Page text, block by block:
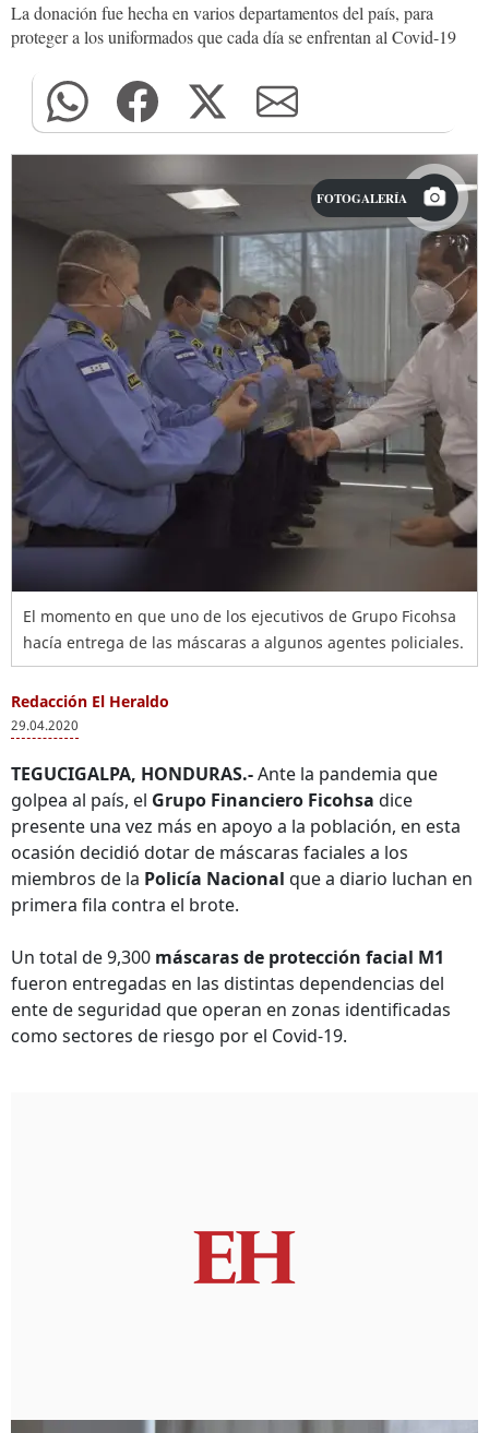
La donación fue hecha en varios departamentos del país, para
proteger a los uniformados que cada día se enfrentan al Covid-19
FOTOGALERÍA
El momento en que uno de los ejecutivos de Grupo Ficohsa
hacía entrega de las máscaras a algunos agentes policiales.
Redacción El Heraldo
29.04.2020
TEGUCIGALPA, HONDURAS.-Ante la pandemia que
golpea al país, el Grupo Financiero Ficohsa dice
presente una vez más en apoyo a la población, en esta
ocasión decidió dotar de máscaras faciales a los
miembros de la Policía Nacional que a diario luchan en
primera fila contra el brote.
Un total de 9,300 máscaras de protección facial M1
fueron entregadas en las distintas dependencias del
ente de seguridad que operan en zonas identificadas
como sectores de riesgo por el Covid-19.